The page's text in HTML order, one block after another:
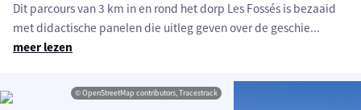
Dit parcours van 3 km in en rond het dorp Les Fossés is bezaaid
met didactische panelen die uitleg geven over de geschie...
meer lezen
© OpenStreetMap contributors, Tracestrack